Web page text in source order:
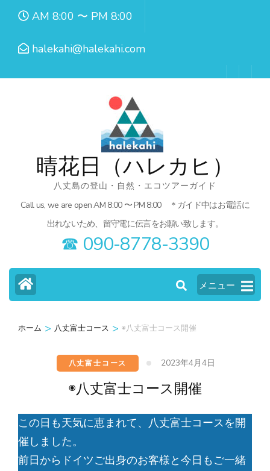
ツ
AM 8:00 〜 PM 8:00
halekahi@halekahi.com
晴花日（ハレカヒ）
八丈島の登山・自然・エコツアーガイド
Call us, we are open AM 8:00 〜 PM 8:00 ＊ガイド中はお電話に
出れないため、留守電に伝言をお願い致します。
☎︎ 090-8778-3390
メニュー
ホーム > 八丈富士コース > ◉八丈富士コース開催
八丈富士コース 2023年4月4日
◉八丈富士コース開催
この日も天気に恵まれて、八丈富士コースを開
催しました。
前日からドイツご出身のお客様と今日もご一緒